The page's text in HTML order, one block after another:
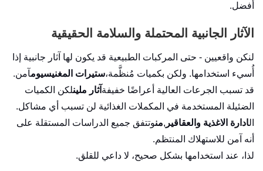
أفضل.
الآثار الجانبية المحتملة والسلامة الحقيقية
لنكن واقعيين - حتى المركبات الطبيعية قد يكون لها آثار جانبية إذا
أُسيء استخدامها. ولكن بكميات مُنظَّمة،ستيرات المغنيسيومآمن.
قد تسبب الجرعات العالية أعراضًا خفيفة آثار ملينلكن الكميات
الضئيلة المستخدمة في المكملات الغذائية لن تسبب أي مشاكل.
الادارة الاغذية والعقاقير ,منوتتفق جميع الدراسات المستقلة على
أنه آمن للاستهلاك المنتظم.
لذا، عند استخدامها بشكل صحيح، لا داعي للقلق.